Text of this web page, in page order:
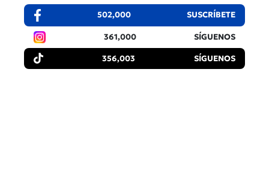
502,000 SUSCRÍBETE
361,000 SÍGUENOS
356,003 SÍGUENOS